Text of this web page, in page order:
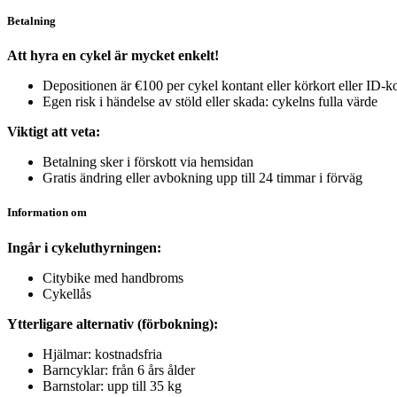
Betalning
Att hyra en cykel är mycket enkelt!
Depositionen är €100 per cykel kontant eller körkort eller ID-
Egen risk i händelse av stöld eller skada: cykelns fulla värde
Viktigt att veta:
Betalning sker i förskott via hemsidan
Gratis ändring eller avbokning upp till 24 timmar i förväg
Information om
Ingår i cykeluthyrningen:
Citybike med handbroms
Cykellås
Ytterligare alternativ (förbokning):
Hjälmar: kostnadsfria
Barncyklar: från 6 års ålder
Barnstolar: upp till 35 kg